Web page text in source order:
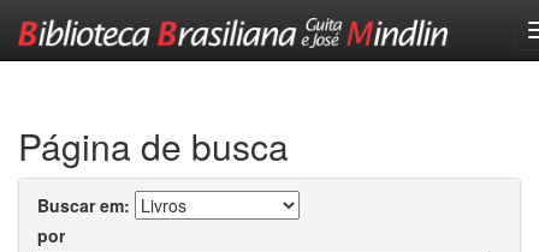
Página de busca
Buscar em:
por